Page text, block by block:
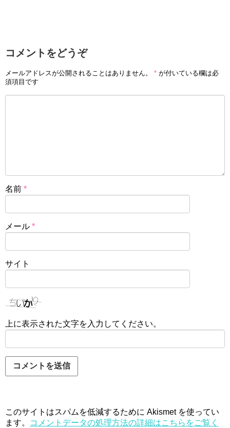
コメントをどうぞ
メールアドレスが公開されることはありません。 * が付いている欄は必
須項目です
名前 *
メール *
サイト
上に表示された文字を入力してください。
このサイトはスパムを低減するために Akismet を使ってい
ます。
コメントデータの処理方法の詳細はこちらをご覧く